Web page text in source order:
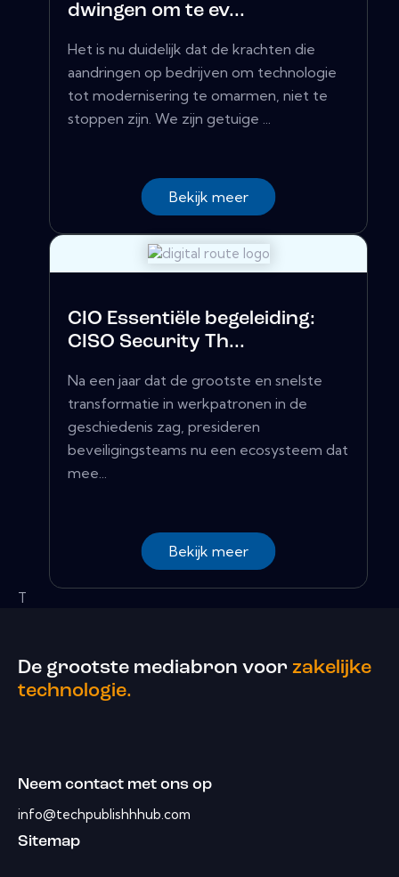
dwingen om te ev...
Het is nu duidelijk dat de krachten die
aandringen op bedrijven om technologie
tot modernisering te omarmen, niet te
stoppen zijn. We zijn getuige ...
Bekijk meer
CIO Essentiële begeleiding:
CISO Security Th...
Na een jaar dat de grootste en snelste
transformatie in werkpatronen in de
geschiedenis zag, presideren
beveiligingsteams nu een ecosysteem dat
mee...
Bekijk meer
T
De grootste mediabron voor zakelijke
technologie.
Neem contact met ons op
info@techpublishhhub.com
Sitemap